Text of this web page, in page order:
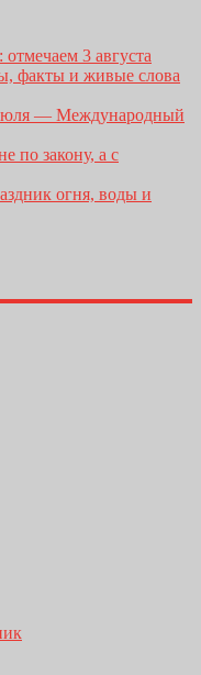
3 августа
факты и живые слова
июля — Международный
по закону, а с
огня, воды и